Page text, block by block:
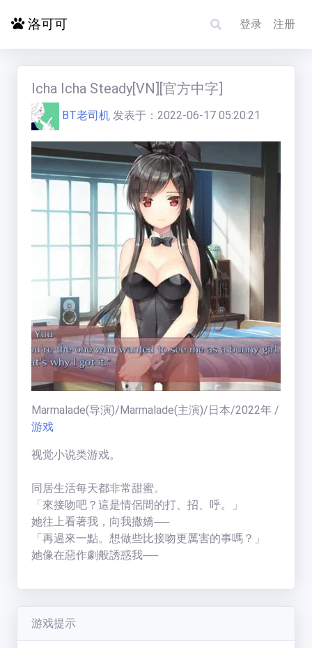
探索更多
电影影单
洛赋头条
求片/反馈
福利中心
免费在线电影
一周热门:
用户天梯榜
用户天梯:
BT老司机(19005
ikuni(7334分)
新手必看
洛可可 登录 注册
Icha Icha Steady[VN][官方中字]
BT老司机 发表于： 2022-06-17 05:20:21
Marmalade(导演)/Marmalade(主演)/日本/2022年 /
游戏
视觉小说类游戏。
同居生活每天都非常甜蜜。
「來接吻吧？這是情侶間的打、招、呼。」
她往上看著我，向我撒嬌──
「再過來一點。想做些比接吻更厲害的事嗎？」
她像在惡作劇般誘惑我──
本作所描繪的，就是這樣樸實無華的幸福故事
游戏提示